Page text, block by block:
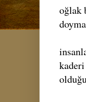
oğlak